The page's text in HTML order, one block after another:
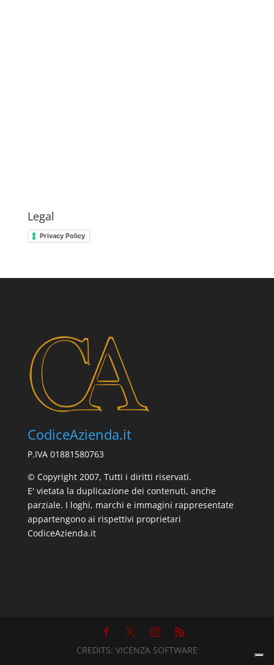
Legal
Privacy Policy
CodiceAzienda.it
P.IVA 01881580763
© Copyright 2007, Tutti i diritti riservati.
E' vietata la duplicazione dei contenuti, anche
parziale. I loghi, marchi e immagini rappresentate
appartengono ai rispettivi proprietari
CodiceAzienda.it
CREDITS: VICENZA SOFTWARE